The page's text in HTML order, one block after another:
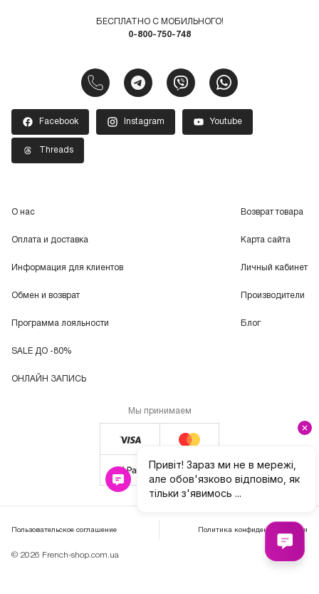
БЕСПЛАТНО С МОБИЛЬНОГО!
0-800-750-748
Facebook Instagram Youtube
Threads
О нас
Оплата и доставка
Информация для клиентов
Обмен и возврат
Программа лояльности
SALE ДО -80%
ОНЛАЙН ЗАПИСЬ
Возврат товара
Карта сайта
Личный кабинет
Производители
Блог
Мы принимаем
© 2026 French-shop.com.ua
Пользовательское соглашение Политика конфиденциальности